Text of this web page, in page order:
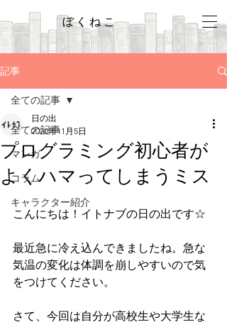
ぼくねこ
記事
全ての記事
マンガ
コラム
キャラクター紹介
全ての記事
プログラミング初心者が
よくハマってしまうミス
日の出
2020年11月5日
こんにちは！イトナブの日の出です☆
最近急に冷え込んできましたね。急な
気温の変化は体調を崩しやすいので気
をつけてください。
さて、今回は自分が高校生や大学生な